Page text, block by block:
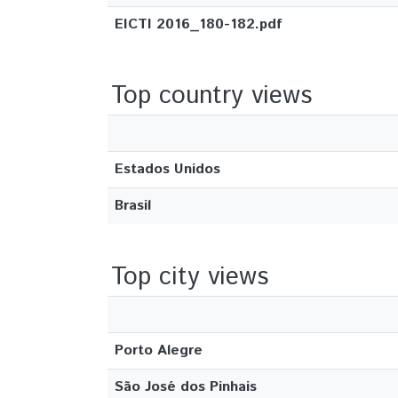
EICTI 2016_180-182.pdf
Top country views
Estados Unidos
Brasil
Top city views
Porto Alegre
São José dos Pinhais